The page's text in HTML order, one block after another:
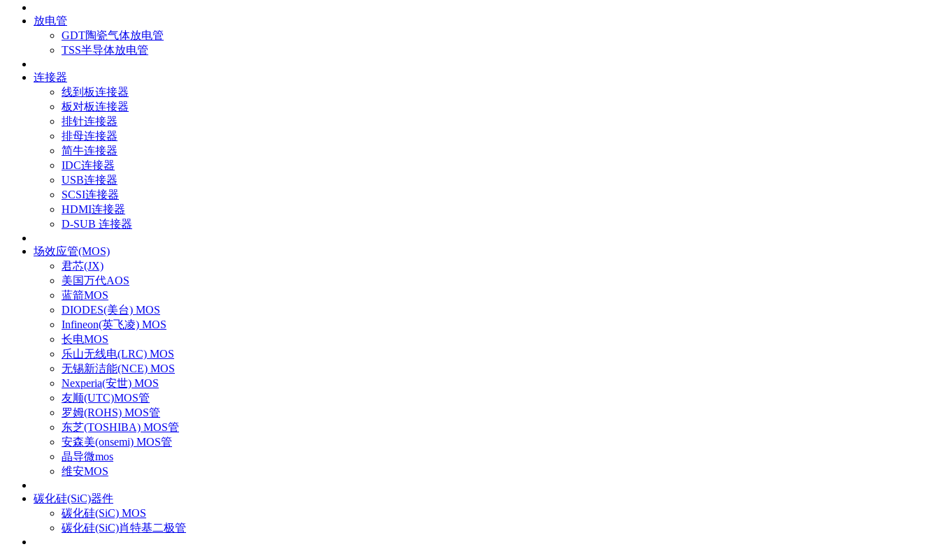
放电管
GDT陶瓷气体放电管
TSS半导体放电管
连接器
线到板连接器
板对板连接器
排针连接器
排母连接器
简牛连接器
IDC连接器
USB连接器
SCSI连接器
HDMI连接器
D-SUB 连接器
场效应管(MOS)
君芯(JX)
美国万代AOS
蓝箭MOS
DIODES(美台) MOS
Infineon(英飞凌) MOS
长电MOS
乐山无线电(LRC) MOS
无锡新洁能(NCE) MOS
Nexperia(安世) MOS
友顺(UTC)MOS管
罗姆(ROHS) MOS管
东芝(TOSHIBA) MOS管
安森美(onsemi) MOS管
晶导微mos
维安MOS
碳化硅(SiC)器件
碳化硅(SiC) MOS
碳化硅(SiC)肖特基二极管